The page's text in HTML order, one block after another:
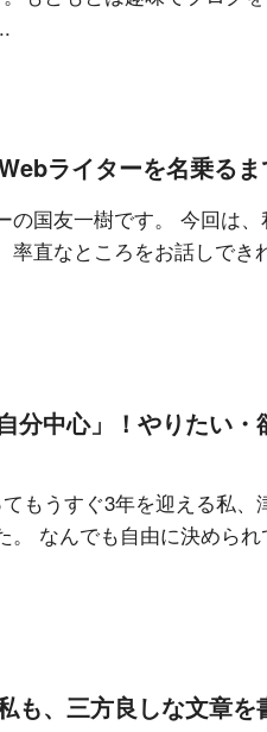
ライターを名乗る
の国友一樹です。 今回は
直なところをお話しでき
分中心」！やりたい
もうすぐ3年を迎える私、
。 なんでも自由に決めら
も、三方良しな文章